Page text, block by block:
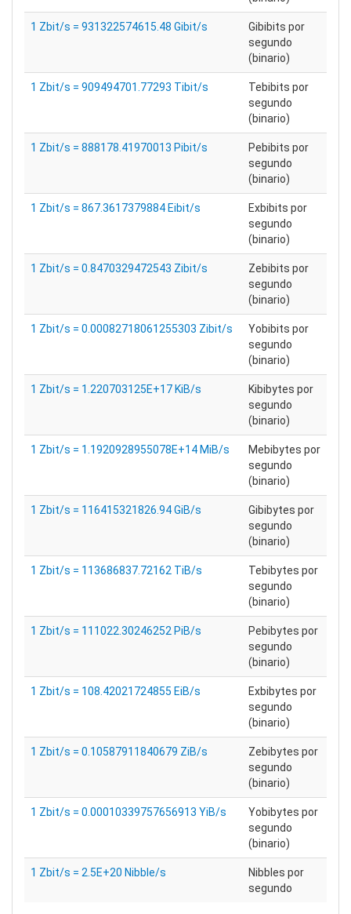
1 Zbit/s = 931322574615.48 Gibit/s
Gibibits por
segundo
(binario)
1 Zbit/s = 909494701.77293 Tibit/s
Tebibits por
segundo
(binario)
1 Zbit/s = 888178.41970013 Pibit/s
Pebibits por
segundo
(binario)
1 Zbit/s = 867.3617379884 Eibit/s
Exbibits por
segundo
(binario)
1 Zbit/s = 0.8470329472543 Zibit/s
Zebibits por
segundo
(binario)
1 Zbit/s = 0.00082718061255303 Zibit/s
Yobibits por
segundo
(binario)
1 Zbit/s = 1.220703125E+17 KiB/s
Kibibytes por
segundo
(binario)
1 Zbit/s = 1.1920928955078E+14 MiB/s
Mebibytes por
segundo
(binario)
1 Zbit/s = 116415321826.94 GiB/s
Gibibytes por
segundo
(binario)
1 Zbit/s = 113686837.72162 TiB/s
Tebibytes por
segundo
(binario)
1 Zbit/s = 111022.30246252 PiB/s
Pebibytes por
segundo
(binario)
1 Zbit/s = 108.42021724855 EiB/s
Exbibytes por
segundo
(binario)
1 Zbit/s = 0.10587911840679 ZiB/s
Zebibytes por
segundo
(binario)
1 Zbit/s = 0.00010339757656913 YiB/s
Yobibytes por
segundo
(binario)
1 Zbit/s = 2.5E+20 Nibble/s
Nibbles por
segundo